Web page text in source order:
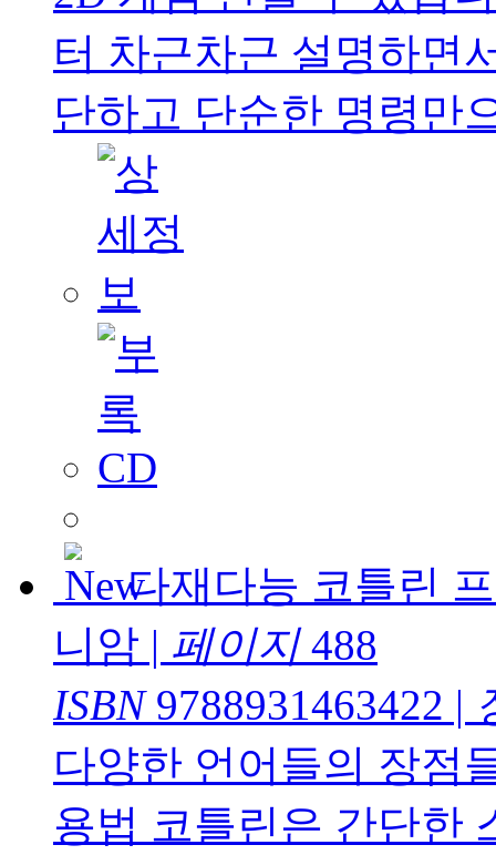
터 차근차근 설명하면
단하고 단순한 명령만
다재다능 코틀린
니암 | 페이지488
ISBN9788931463422 |
다양한 언어들의 장점
용법 코틀린은 간단한